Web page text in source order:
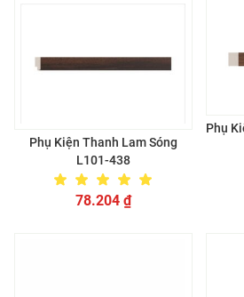
Phụ Kiện Thanh Lam Sóng
L101-438
78.204 ₫
Phụ